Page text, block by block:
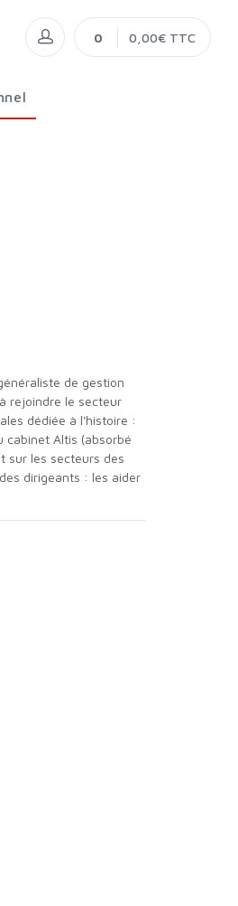
0 0,00€ TTC
rejoindre le secteur
dédiée à l'histoire :
cabinet Altis (absorbé
sur les secteurs des
dirigeants : les aider